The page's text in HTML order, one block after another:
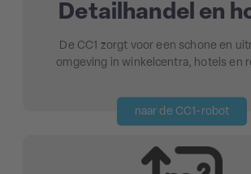
Detailhandel en
De CC1 zorgt voor een schone en
omgeving in winkelcentra, hotels en
naar de CC1-robot